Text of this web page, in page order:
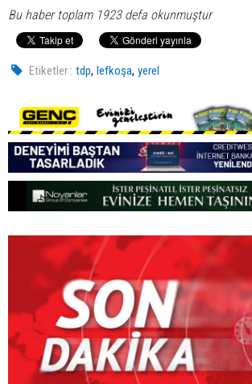
Bu haber toplam 1923 defa okunmuştur
Etiketler : tdp,lefkoşa,yerel